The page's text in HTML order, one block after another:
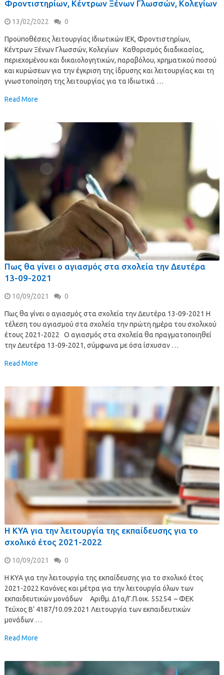
Φροντιστηρίων, Κέντρων Ξένων Γλωσσών, Κολεγίων
13/02/2022 0
Προϋποθέσεις λειτουργίας Ιδιωτικών ΙΕΚ, Φροντιστηρίων,
Κέντρων Ξένων Γλωσσών, Κολεγίων Καθορισμός διαδικασίας,
περιεχομένου και δικαιολογητικών, παραβόλου, χρηματικού ποσού
και κυρώσεων για την έγκριση της ίδρυσης και λειτουργίας και τη
γνωστοποίηση της λειτουργίας για τα Ιδιωτικά …
Read More
Πως θα γίνει ο αγιασμός στα σχολεία την Δευτέρα
13-09-2021
10/09/2021 0
Πως θα γίνει ο αγιασμός στα σχολεία την Δευτέρα 13-09-2021 Η
τέλεση του αγιασμού στα σχολεία την πρώτη ημέρα του σχολικού
έτους 2021-2022 Ο αγιασμός στα σχολεία θα πραγματοποιηθεί
την Δευτέρα 13-09-2021, σύμφωνα με όσα ίσχυσαν …
Read More
Η ΚΥΑ για την λειτουργία της εκπαίδευσης για το
σχολικό έτος 2021-2022
10/09/2021 0
Η ΚΥΑ για την λειτουργία της εκπαίδευσης για το σχολικό έτος
2021-2022 Κανόνες και μέτρα για την λειτουργία όλων των
εκπαιδευτικών μονάδων Αριθμ. Δ1α/Γ.Π.οικ. 55254 – ΦΕΚ
Τεύχος B’ 4187/10.09.2021 Λειτουργία των εκπαιδευτικών
μονάδων …
Read More